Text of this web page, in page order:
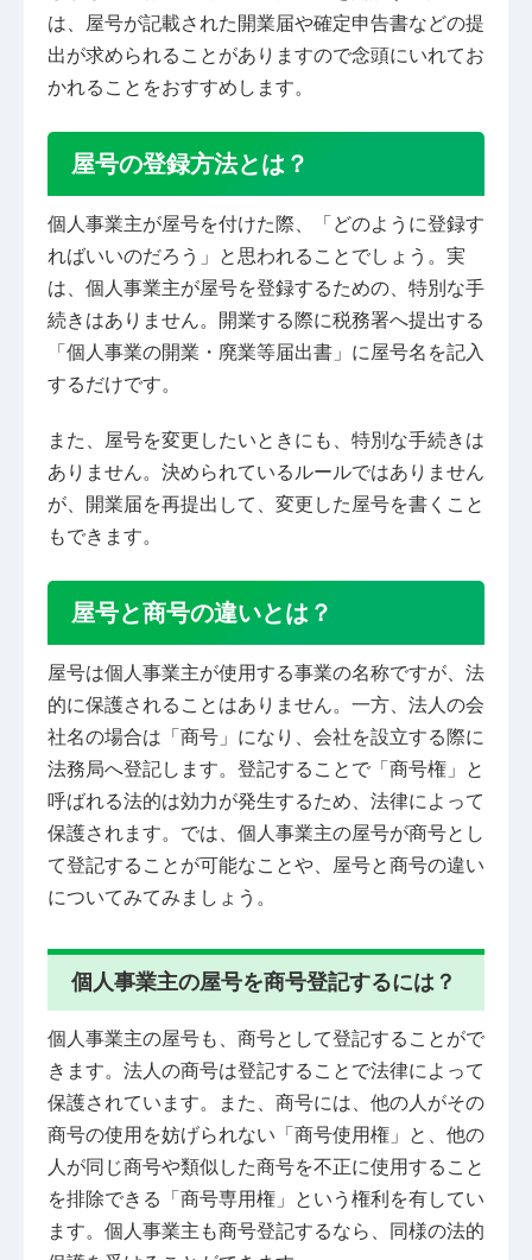
は、屋号が記載された開業届や確定申告書などの提
出が求められることがありますので念頭にいれてお
かれることをおすすめします。
屋号の登録方法とは？
個人事業主が屋号を付けた際、「どのように登録す
ればいいのだろう」と思われることでしょう。実
は、個人事業主が屋号を登録するための、特別な手
続きはありません。開業する際に税務署へ提出する
「個人事業の開業・廃業等届出書」に屋号名を記入
するだけです。
また、屋号を変更したいときにも、特別な手続きは
ありません。決められているルールではありません
が、開業届を再提出して、変更した屋号を書くこと
もできます。
屋号と商号の違いとは？
屋号は個人事業主が使用する事業の名称ですが、法
的に保護されることはありません。一方、法人の会
社名の場合は「商号」になり、会社を設立する際に
法務局へ登記します。登記することで「商号権」と
呼ばれる法的は効力が発生するため、法律によって
保護されます。では、個人事業主の屋号が商号とし
て登記することが可能なことや、屋号と商号の違い
についてみてみましょう。
個人事業主の屋号を商号登記するには？
個人事業主の屋号も、商号として登記することがで
きます。法人の商号は登記することで法律によって
保護されています。また、商号には、他の人がその
商号の使用を妨げられない「商号使用権」と、他の
人が同じ商号や類似した商号を不正に使用すること
を排除できる「商号専用権」という権利を有してい
ます。個人事業主も商号登記するなら、同様の法的